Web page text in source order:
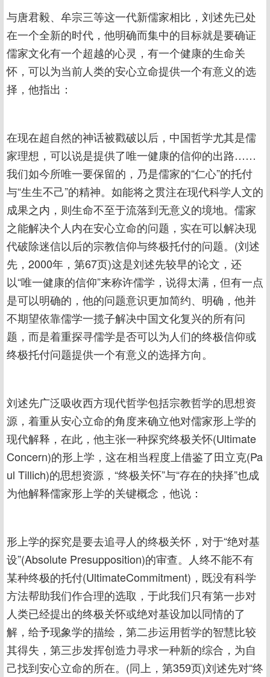
与唐君毅、牟宗三等这一代新儒家相比，刘述先已处
在一个全新的时代，他明确而集中的目标就是要确证
儒家文化有一个超越的心灵，有一个健康的生命关
怀，可以为当前人类的安心立命提供一个有意义的选
择，他指出：
在现在超自然的神话被戳破以后，中国哲学尤其是儒
家理想，可以说是提供了唯一健康的信仰的出路……
我们如今所唯一要保留的，乃是儒家的“仁心”的托付
与“生生不己”的精神。如能将之贯注在现代科学人文的
成果之内，则生命不至于流落到无意义的境地。儒家
之能解决个人内在安心立命的问题，实在可以解决现
代破除迷信以后的宗教信仰与终极托付的问题。(刘述
先，2000年，第67页)这是刘述先较早的论文，还
以“唯一健康的信仰”来称许儒学，说得太满，但有一点
是可以明确的，他的问题意识更加简约、明确，他并
不期望依靠儒学一揽子解决中国文化复兴的所有问
题，而是着重探寻儒学是否可以为人们的终极信仰或
终极托付问题提供一个有意义的选择方向。
刘述先广泛吸收西方现代哲学包括宗教哲学的思想资
源，着重从安心立命的角度来确立他对儒家形上学的
现代解释，在此，他主张一种探究终极关怀(Ultimate
Concern)的形上学，这在相当程度上借鉴了田立克(Pa
ul Tillich)的思想资源，“终极关怀”与“存在的抉择”也成
为他解释儒家形上学的关键概念，他说：
形上学的探究是要去追寻人的终极关怀，对于“绝对基
设”(Absolute Presupposition)的审查。人终不能不有
某种终极的托付(UltimateCommitment)，既没有科学
方法帮助我们作合理的选取，于此我们只有第一步对
人类已经提出的终极关怀或绝对基设加以同情的了
解，给予现象学的描绘，第二步运用哲学的智慧比较
其得失，第三步发挥创造力寻求一种新的综合，为自
己找到安心立命的所在。(同上，第359页)刘述先对“终